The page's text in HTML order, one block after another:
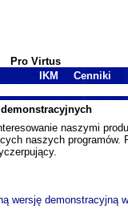
Pro Virtus
IKM Cenniki
naszymi
naszych programów.
wersję demonstracyjną